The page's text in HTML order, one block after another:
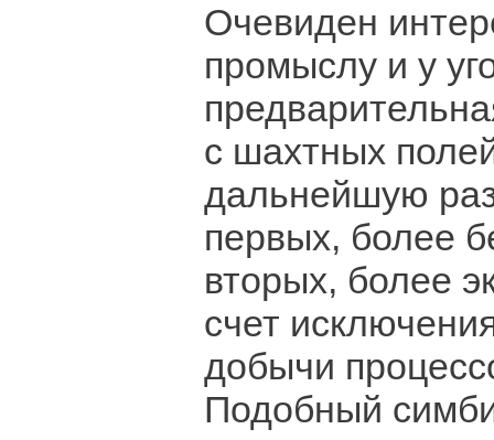
Очевиден
промыслу и у
с шахтных
дальнейшую
первых, более
вторых, более
счет
добычи
Подобный